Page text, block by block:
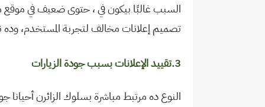
السبب غالبًا بيكون في ، حتوى ضعيف في
تصميم إعلانات مخالف لتجربة المستخدم، وده
3.تقييد الإعلانات بسبب جودة الزيارات
النوع ده مرتبط مباشرة بسلوك الزائرن